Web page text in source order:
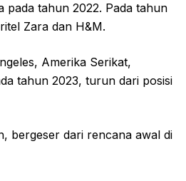
pada tahun 2022. Pada tahun
Zara dan H&M.
Amerika Serikat,
tahun 2023, turun dari posisi
bergeser dari rencana awal di